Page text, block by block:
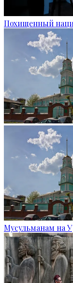
Похищенный
Мусульманам на